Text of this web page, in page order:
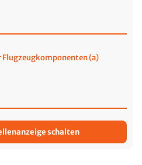
Flugzeugkomponenten (a)
schalten